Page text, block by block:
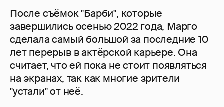
После съёмок "Барби", которые
завершились осенью 2022 года, Марго
сделала самый большой за последние 10
лет перерыв в актёрской карьере. Она
считает, что ей пока не стоит появляться
на экранах, так как многие зрители
"устали" от неё.